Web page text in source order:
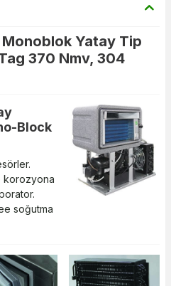
Monoblok Yatay Tip
370 Nmv, 304
Block
korozyona
soğutma